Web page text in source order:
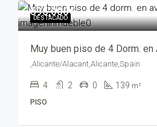
DESTACADO
595,000€
,Alicante/Alacant,Alicante,Spain
4 2 0 139 m²
PISO